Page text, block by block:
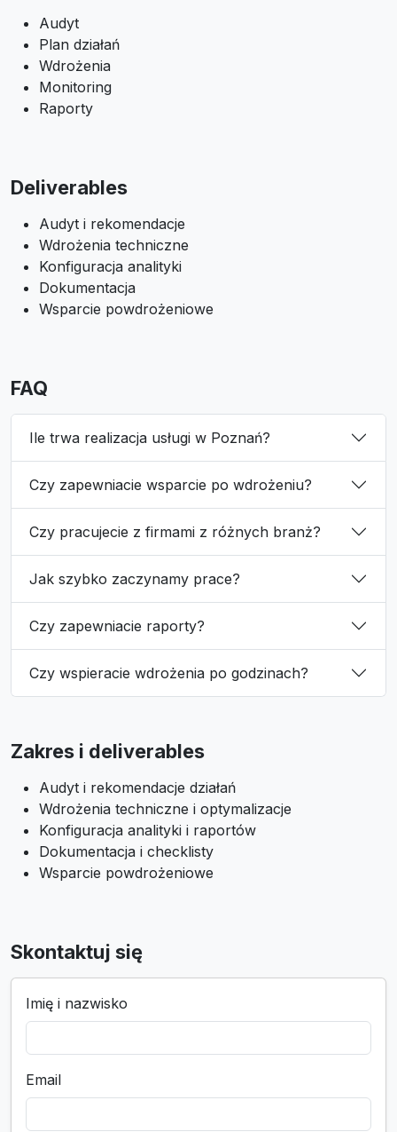
Audyt
Plan działań
Wdrożenia
Monitoring
Raporty
Deliverables
Audyt i rekomendacje
Wdrożenia techniczne
Konfiguracja analityki
Dokumentacja
Wsparcie powdrożeniowe
FAQ
Ile trwa realizacja usługi w Poznań?
Czy zapewniacie wsparcie po wdrożeniu?
Czy pracujecie z firmami z różnych branż?
Jak szybko zaczynamy prace?
Czy zapewniacie raporty?
Czy wspieracie wdrożenia po godzinach?
Zakres i deliverables
Audyt i rekomendacje działań
Wdrożenia techniczne i optymalizacje
Konfiguracja analityki i raportów
Dokumentacja i checklisty
Wsparcie powdrożeniowe
Skontaktuj się
Imię i nazwisko
Email